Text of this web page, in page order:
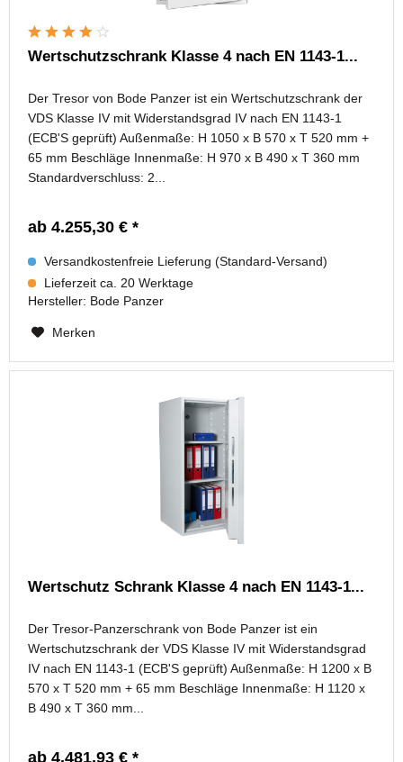
Wertschutzschrank Klasse 4 nach EN 1143-1...
Der Tresor von Bode Panzer ist ein Wertschutzschrank der
VDS Klasse IV mit Widerstandsgrad IV nach EN 1143-1
(ECB'S geprüft) Außenmaße: H 1050 x B 570 x T 520 mm +
65 mm Beschläge Innenmaße: H 970 x B 490 x T 360 mm
Standardverschluss: 2...
ab 4.255,30 € *
Versandkostenfreie Lieferung (Standard-Versand)
Lieferzeit ca. 20 Werktage
Hersteller: Bode Panzer
Merken
Wertschutz Schrank Klasse 4 nach EN 1143-1...
Der Tresor-Panzerschrank von Bode Panzer ist ein
Wertschutzschrank der VDS Klasse IV mit Widerstandsgrad
IV nach EN 1143-1 (ECB'S geprüft) Außenmaße: H 1200 x B
570 x T 520 mm + 65 mm Beschläge Innenmaße: H 1120 x
B 490 x T 360 mm...
ab 4.481,93 € *